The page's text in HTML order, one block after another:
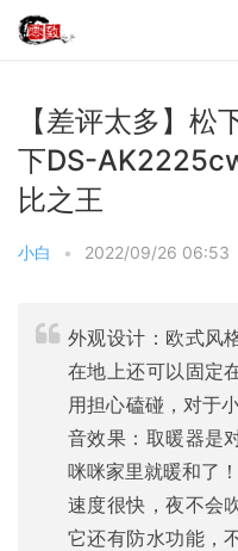
【差评太多】
下DS-
比之王
小白 • 2022/09/26 06:53
外观设计：欧式风
在地上还可以固定
用担心磕碰，对于
音效果：取暖器是
咪咪家里就暖和了
速度很快，夜不会
它还有防水功能，